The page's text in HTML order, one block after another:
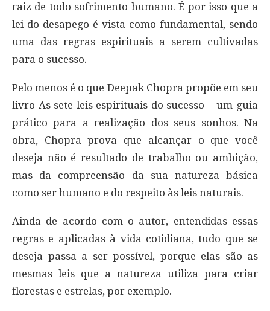
raiz de todo sofrimento humano. É por isso que a
lei do desapego é vista como fundamental, sendo
uma das regras espirituais a serem cultivadas
para o sucesso.
Pelo menos é o que Deepak Chopra propõe em seu
livro As sete leis espirituais do sucesso – um guia
prático para a realização dos seus sonhos. Na
obra, Chopra prova que alcançar o que você
deseja não é resultado de trabalho ou ambição,
mas da compreensão da sua natureza básica
como ser humano e do respeito às leis naturais.
Ainda de acordo com o autor, entendidas essas
regras e aplicadas à vida cotidiana, tudo que se
deseja passa a ser possível, porque elas são as
mesmas leis que a natureza utiliza para criar
florestas e estrelas, por exemplo.